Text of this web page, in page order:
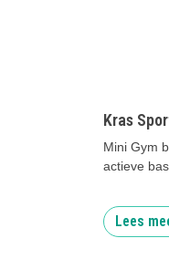
Kras
Mini Gym
actieve
Lees